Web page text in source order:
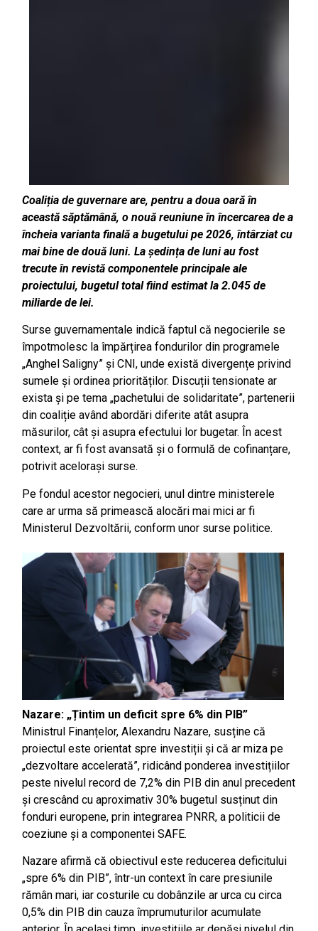
Coaliția de guvernare are, pentru a doua oară în
această săptămână, o nouă reuniune în încercarea de a
încheia varianta finală a bugetului pe 2026, întârziat cu
mai bine de două luni. La ședința de luni au fost
trecute în revistă componentele principale ale
proiectului, bugetul total fiind estimat la 2.045 de
miliarde de lei.
Surse guvernamentale indică faptul că negocierile se
împotmolesc la împărțirea fondurilor din programele
„Anghel Saligny” și CNI, unde există divergențe privind
sumele și ordinea priorităților. Discuții tensionate ar
exista și pe tema „pachetului de solidaritate”, partenerii
din coaliție având abordări diferite atât asupra
măsurilor, cât și asupra efectului lor bugetar. În acest
context, ar fi fost avansată și o formulă de cofinanțare,
potrivit acelorași surse.
Pe fondul acestor negocieri, unul dintre ministerele
care ar urma să primească alocări mai mici ar fi
Ministerul Dezvoltării, conform unor surse politice.
Nazare: „Țintim un deficit spre 6% din PIB”
Ministrul Finanțelor, Alexandru Nazare, susține că
proiectul este orientat spre investiții și că ar miza pe
„dezvoltare accelerată”, ridicând ponderea investițiilor
peste nivelul record de 7,2% din PIB din anul precedent
și crescând cu aproximativ 30% bugetul susținut din
fonduri europene, prin integrarea PNRR, a politicii de
coeziune și a componentei SAFE.
Nazare afirmă că obiectivul este reducerea deficitului
„spre 6% din PIB”, într-un context în care presiunile
rămân mari, iar costurile cu dobânzile ar urca cu circa
0,5% din PIB din cauza împrumuturilor acumulate